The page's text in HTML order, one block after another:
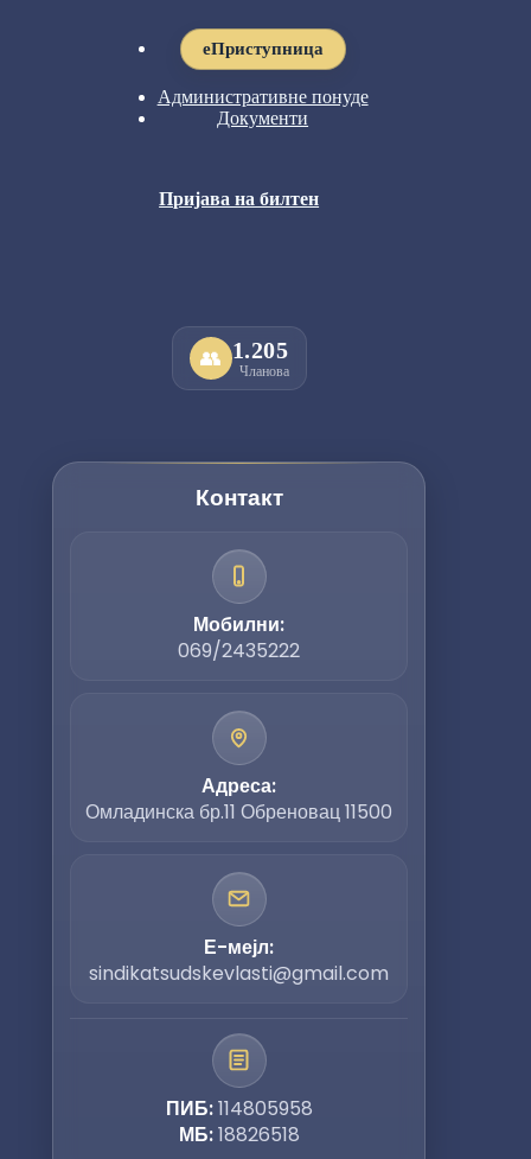
eПриступница
Административне понуде
Документи
Пријава на билтен
👥 1.205
Чланова
Контакт
Мобилни:
069/2435222
Адреса:
Омладинска бр.11 Обреновац 11500
Е-мејл:
sindikatsudskevlasti@gmail.com
ПИБ:114805958
МБ:18826518